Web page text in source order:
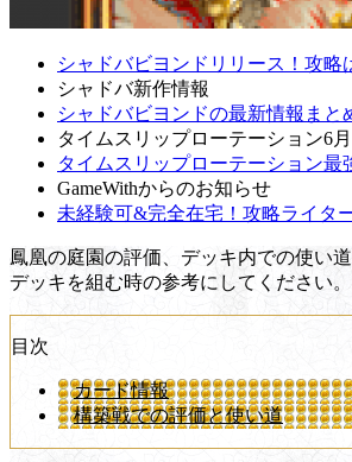
シャドバビヨンドリリース！攻略
シャドバ新作情報
シャドバビヨンドの最新情報まと
タイムスリップローテーション6月
タイムスリップローテーション最
GameWithからのお知らせ
未経験可&完全在宅！攻略ライタ
鳳凰の庭園の評価、デッキ内での使い
デッキを組む時の参考にしてください。
目次
カード情報
構築戦での評価と使い道